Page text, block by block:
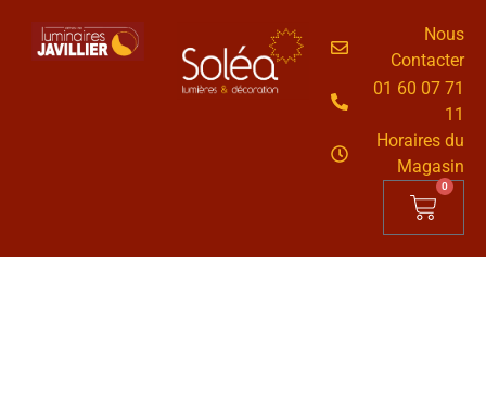
Nous
Contacter
01 60 07 71
11
Horaires du
Magasin
0